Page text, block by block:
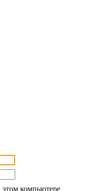
компьютере